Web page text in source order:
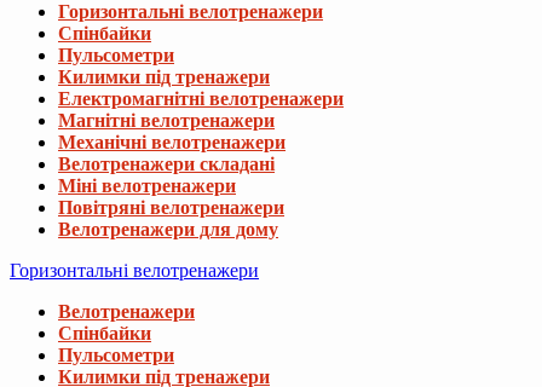
Горизонтальні велотренажери
Спінбайки
Пульсометри
Килимки під тренажери
Електромагнітні велотренажери
Магнітні велотренажери
Механічні велотренажери
Велотренажери складані
Міні велотренажери
Повітряні велотренажери
Велотренажери для дому
Горизонтальні велотренажери
Велотренажери
Спінбайки
Пульсометри
Килимки під тренажери